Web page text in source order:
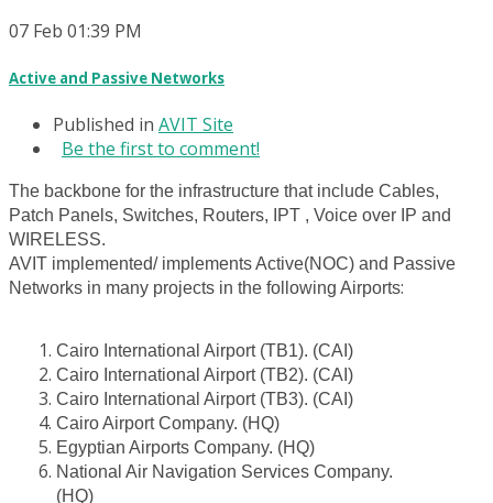
07 Feb 01:39 PM
Active and Passive Networks
Published in AVIT Site
Be the first to comment!
The backbone for the infrastructure that include Cables,
Patch Panels, Switches, Routers, IPT , Voice over IP and
WIRELESS.
AVIT implemented/ implements Active(NOC) and Passive
Networks in many projects in the following Airports:
Cairo International Airport (TB1). (CAI)
Cairo International Airport (TB2). (CAI)
Cairo International Airport (TB3). (CAI)
Cairo Airport Company. (HQ)
Egyptian Airports Company. (HQ)
National Air Navigation Services Company.
(HQ)